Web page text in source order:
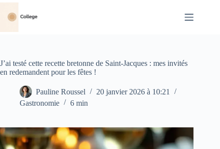
Passer
contenu
J’ai testé cette recette bretonne de Saint-Jacques : mes invités
en redemandent pour les fêtes !
Pauline Roussel
20 janvier 2026 à 10:21
Gastronomie
6 min